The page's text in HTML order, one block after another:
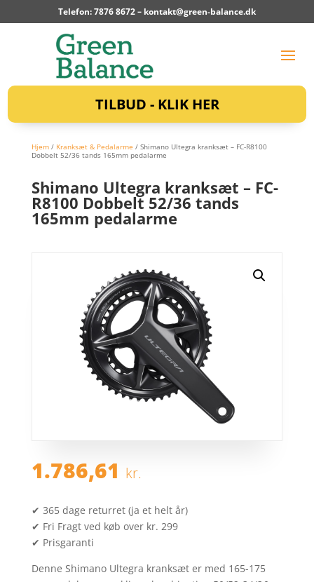
Telefon: 7876 8672 – kontakt@green-balance.dk
TILBUD - KLIK HER
Hjem/ Kranksæt & Pedalarme / Shimano Ultegra kranksæt – FC-R8100
Dobbelt 52/36 tands 165mm pedalarme
Shimano Ultegra kranksæt – FC-
R8100 Dobbelt 52/36 tands
165mm pedalarme
1.786,61 kr.
✔ 365 dage returret (ja et helt år)
✔ Fri Fragt ved køb over kr. 299
✔ Prisgaranti
Denne Shimano Ultegra kranksæt er med 165-175